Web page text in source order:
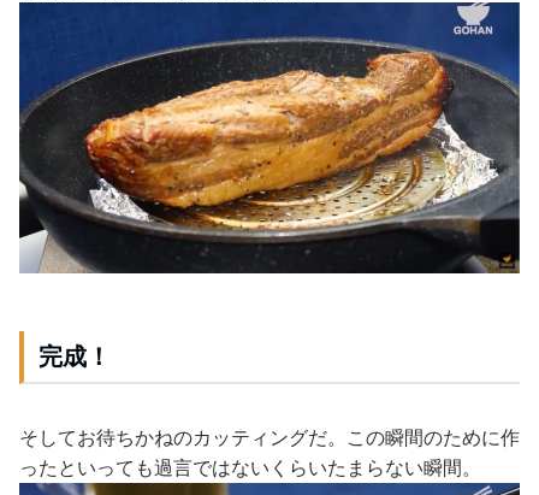
完成！
そしてお待ちかねのカッティングだ。この瞬間のために作
ったといっても過言ではないくらいたまらない瞬間。